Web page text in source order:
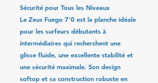
Sécurité pour Tous les Niveaux
Le Zeus Fuego 7'0 est la planche idéale
pour les surfeurs débutants à
intermédiaires qui recherchent une
glisse fluide, une excellente stabilité et
une sécurité maximale. Son design
softop et sa construction robuste en